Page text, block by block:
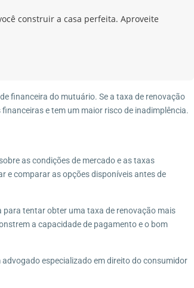
construir a casa perfeita. Aproveite
financeira do mutuário. Se a taxa de renovação
e tem um maior risco de inadimplência.
as condições de mercado e as taxas
e comparar as opções disponíveis antes de
tentar obter uma taxa de renovação mais
a capacidade de pagamento e o bom
especializado em direito do consumidor